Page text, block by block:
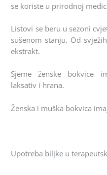
se koriste u prirodnoj
Listovi se beru u sezoni
sušenom stanju. Od
ekstrakt.
Sjeme ženske bokvice
laksativ i hrana.
Ženska i muška bokvica
Upotreba biljke u